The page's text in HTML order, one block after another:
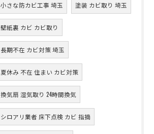
小さな防カビ工事 埼玉 塗装 カビ取り 埼玉
壁紙裏 カビ カビ取り
長期不在 カビ対策 埼玉
夏休み 不在 住まい カビ対策
換気扇 湿気取り 24時間換気
シロアリ業者 床下点検 カビ 指摘